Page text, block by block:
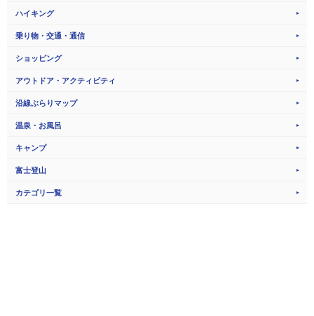
ハイキング
乗り物・交通・通信
ショッピング
アウトドア・アクティビティ
沿線ぶらりマップ
温泉・お風呂
キャンプ
富士登山
カテゴリ一覧